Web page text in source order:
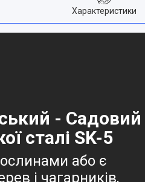
Характеристики
- Садовий
сталі SK-5
або є
і чагарників,